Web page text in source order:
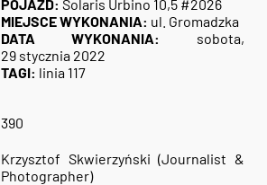
POJAZD: Solaris Urbino 10,5 #2026
MIEJSCE WYKONANIA: ul. Gromadzka
DATA WYKONANIA:
sobota,
29 stycznia 2022
TAGI: linia 117
390
Krzysztof Skwierzyński (Journalist &
Photographer)